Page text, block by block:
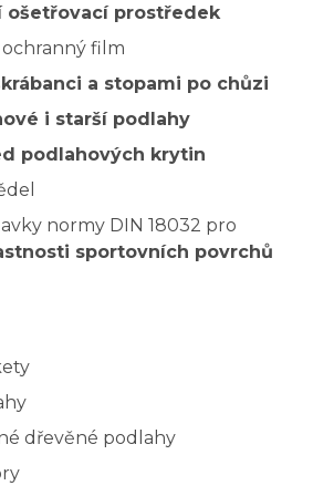
ošetřovací prostředek
film
a stopami po chůzi
i starší podlahy
podlahových krytin
normy DIN 18032 pro
sportovních povrchů
dřevěné podlahy